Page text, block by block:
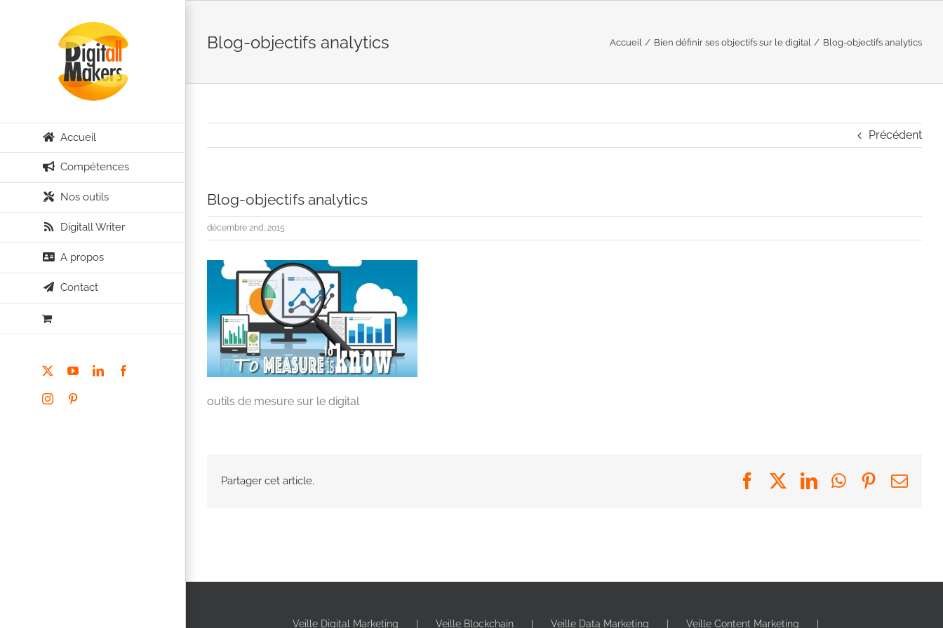
Accueil
Compétences
Nos outils
Digitall Writer
A propos
Contact
YouTubeLinkedIn
Instagram
Blog-objectifs analytics Accueil Bien définir ses objectifs sur le digital Blog-objectifs analytics
Précédent
Blog-objectifs analytics
décembre 2nd, 2015
outils de mesure sur le digital
Partager cet article. FacebookLinkedInWhatsApp
Pinterest
Veille Digital Marketing Veille Blockchain Veille Data Marketing Veille Content Marketing